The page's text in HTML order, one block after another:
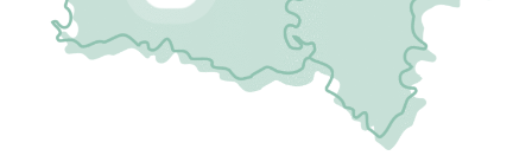
Camille HUBERT
Chargée d'accompagnement territorial
Mélodie COUTELLIER
Chargée d'accompagnement
melodie.coutellier@esante-hdf.fr